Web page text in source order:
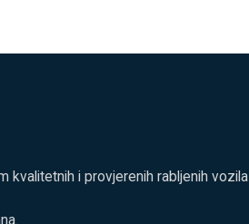
kvalitetnih i provjerenih rabljenih vozila